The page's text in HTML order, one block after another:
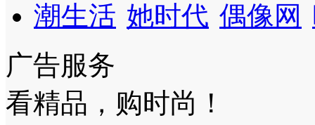
潮生活 她时代 偶像网
广告服务
看精品，购时尚！